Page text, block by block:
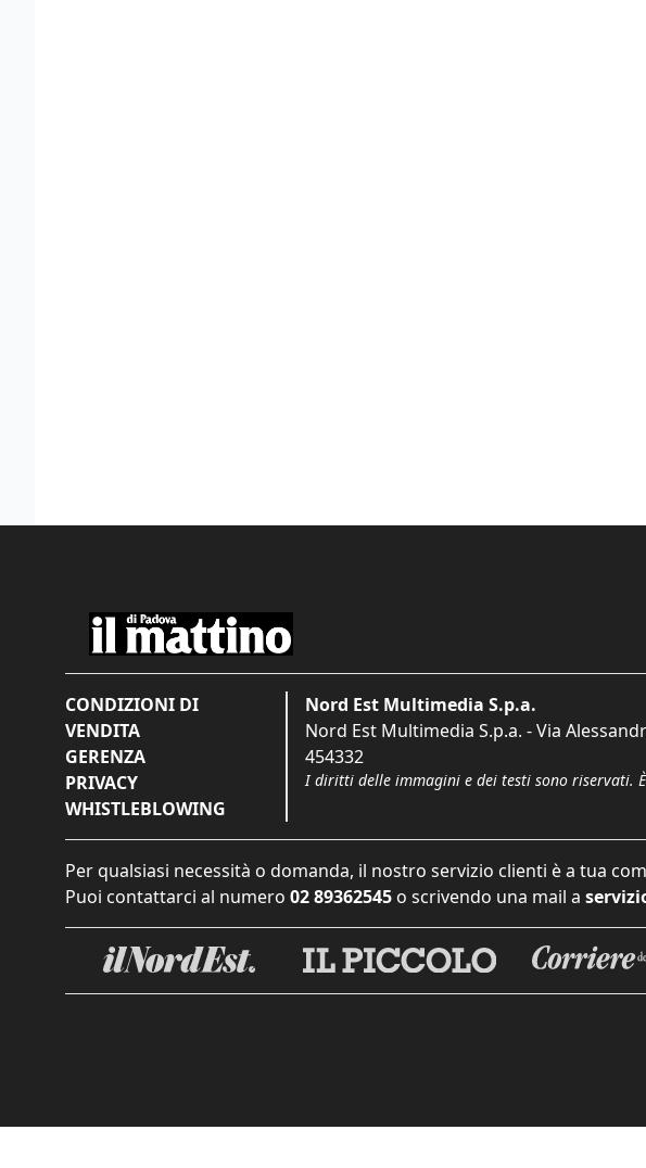
CONDIZIONI DI
VENDITA
GERENZA
PRIVACY
WHISTLEBLOWING
Nord Est Multimedia S.p.a.
Nord Est Multimedia S.p.a. - Via
454332
I diritti delle immagini e dei testi sono riservati.
Per qualsiasi necessità o domanda, il nostro servizio clienti è a tua
Puoi contattarci al numero 02 89362545 o scrivendo una mail a